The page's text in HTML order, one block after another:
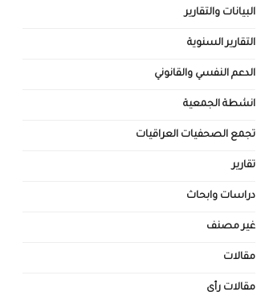
البيانات والتقارير
التقارير السنوية
الدعم النفسي والقانوني
انشطة الجمعية
تجمع الصحفيات العراقيات
تقارير
دراسات وابحاث
غير مصنف
مقالات
مقالات رأي